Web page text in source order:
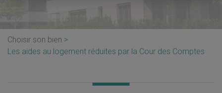
Choisir son bien
Les aides au logement réduites par la Cour des Comptes